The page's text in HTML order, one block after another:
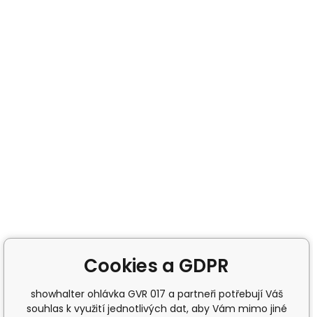
Cookies a GDPR
showhalter ohlávka GVR 017 a partneři potřebují Váš
souhlas k využití jednotlivých dat, aby Vám mimo jiné